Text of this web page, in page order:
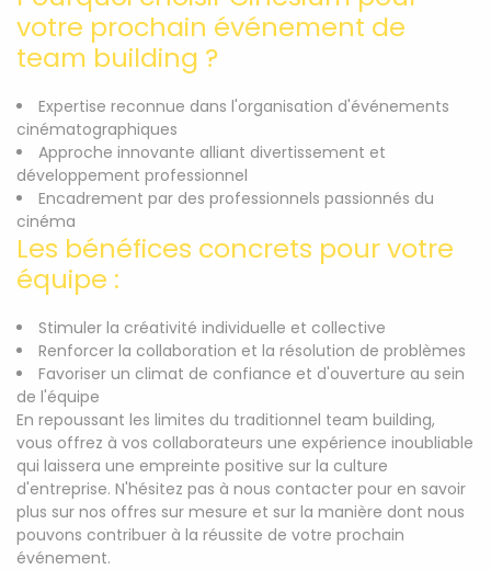
votre prochain événement de
team building ?
Expertise reconnue dans l'organisation d'événements
cinématographiques
Approche innovante alliant divertissement et
développement professionnel
Encadrement par des professionnels passionnés du
cinéma
Les bénéfices concrets pour votre
équipe :
Stimuler la créativité individuelle et collective
Renforcer la collaboration et la résolution de problèmes
Favoriser un climat de confiance et d'ouverture au sein
de l'équipe
En repoussant les limites du traditionnel team building,
vous offrez à vos collaborateurs une expérience inoubliable
qui laissera une empreinte positive sur la culture
d'entreprise. N'hésitez pas à nous contacter pour en savoir
plus sur nos offres sur mesure et sur la manière dont nous
pouvons contribuer à la réussite de votre prochain
événement.